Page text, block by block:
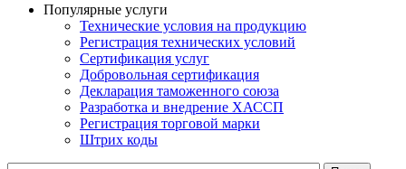
Популярные услуги
Технические условия на продукцию
Регистрация технических условий
Сертификация услуг
Добровольная сертификация
Декларация таможенного союза
Разработка и внедрение ХАССП
Регистрация торговой марки
Штрих коды